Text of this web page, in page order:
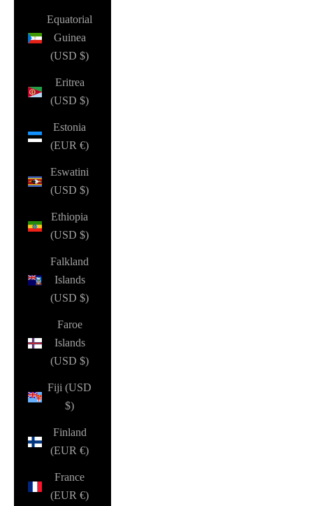
Equatorial
Guinea
(USD $)
Eritrea
(USD $)
Estonia
(EUR €)
Eswatini
(USD $)
Ethiopia
(USD $)
Falkland
Islands
(USD $)
Faroe
Islands
(USD $)
Fiji (USD
$)
Finland
(EUR €)
France
(EUR €)